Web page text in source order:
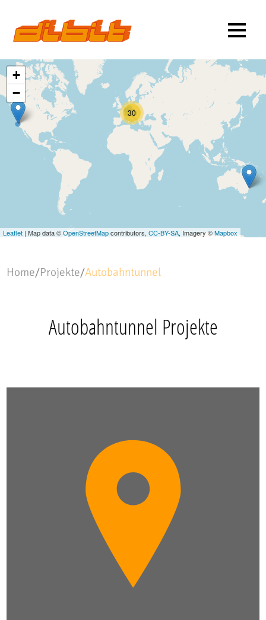
30
+
−
Leaflet | Map data ©OpenStreetMapcontributors, CC-BY-SA, Imagery ©Mapbox
Home/Projekte/Autobahntunnel
Autobahntunnel Projekte